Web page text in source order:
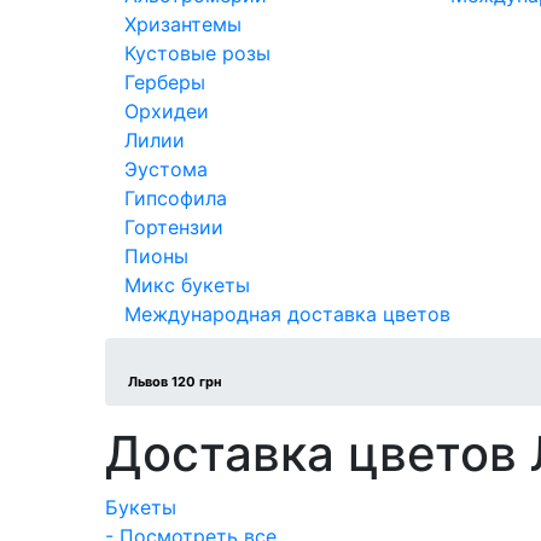
Хризантемы
Кустовые розы
Герберы
Орхидеи
Лилии
Эустома
Гипсофила
Гортензии
Пионы
Микс букеты
Международная доставка цветов
Львов 120 грн
Доставка цветов
Букеты
- Посмотреть все